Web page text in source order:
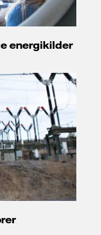
energikilder